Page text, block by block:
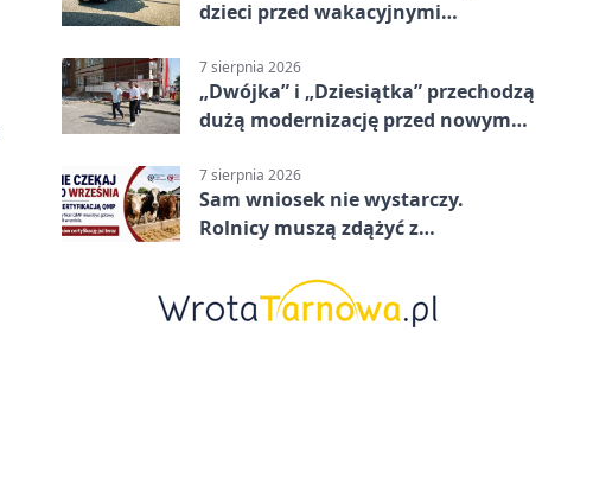
dzieci przed wakacyjnymi
7 sierpnia 2026
„Dwójka” i „Dziesiątka” przechodzą
dużą modernizację przed nowym
7 sierpnia 2026
Sam wniosek nie wystarczy.
Rolnicy muszą zdążyć z